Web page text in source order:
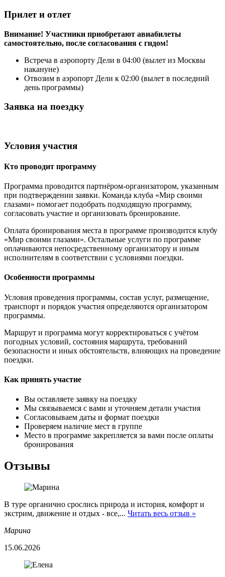
Прилет и отлет
Внимание! Участники приобретают авиабилеты
самостоятельно, после согласования с гидом!
Встреча в аэропорту Дели в 04:00 (вылет из Москвы
накануне)
Отвозим в аэропорт Дели к 02:00 (вылет в последний
день программы)
Заявка на поездку
Условия участия
Кто проводит программу
Программа проводится партнёром-организатором, указанным
при подтверждении заявки. Команда клуба «Мир своими
глазами» помогает подобрать подходящую программу,
согласовать участие и организовать бронирование.
Оплата бронирования места в программе производится клубу
«Мир своими глазами». Остальные услуги по программе
оплачиваются непосредственному организатору и иным
исполнителям в соответствии с условиями поездки.
Особенности программы
Условия проведения программы, состав услуг, размещение,
транспорт и порядок участия определяются организатором
программы.
Маршрут и программа могут корректироваться с учётом
погодных условий, состояния маршрута, требований
безопасности и иных обстоятельств, влияющих на проведение
поездки.
Как принять участие
Вы оставляете заявку на поездку
Мы связываемся с вами и уточняем детали участия
Согласовываем даты и формат поездки
Проверяем наличие мест в группе
Место в программе закрепляется за вами после оплаты
бронирования
Отзывы
В туре органично срослись природа и история, комфорт и
экстрим, движение и отдых - все,... Читать весь отзыв »
Марина
15.06.2026